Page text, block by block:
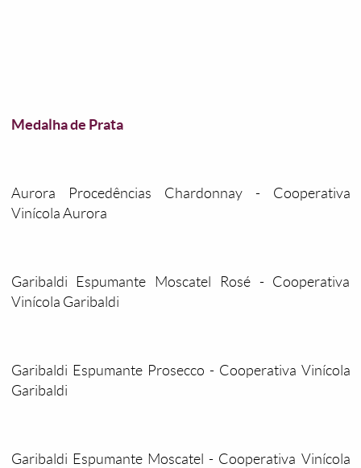
Medalha de Prata
Aurora Procedências Chardonnay - Cooperativa
Vinícola Aurora
Garibaldi Espumante Moscatel Rosé - Cooperativa
Vinícola Garibaldi
Garibaldi Espumante Prosecco - Cooperativa Vinícola
Garibaldi
Garibaldi Espumante Moscatel - Cooperativa Vinícola